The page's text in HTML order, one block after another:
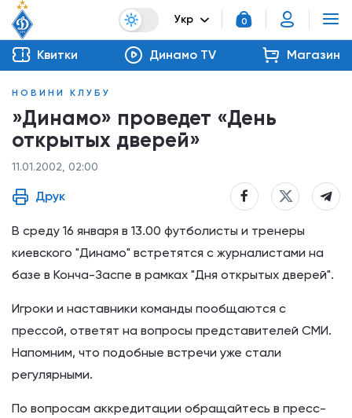
Укр 0
Квитки Динамо TV Магазин
НОВИНИ КЛУБУ
»Динамо» проведет «День
открытых дверей»
11.01.2002, 02:00
Друк
В среду 16 января в 13.00 футболисты и тренеры
киевского "Динамо" встретятся с журналистами на
базе в Конча-Заспе в рамках "Дня открытых дверей".
Игроки и наставники команды пообщаются с
прессой, ответят на вопросы представителей СМИ.
Напомним, что подобные встречи уже стали
регулярными.
По вопросам аккредитации обращайтесь в пресс-